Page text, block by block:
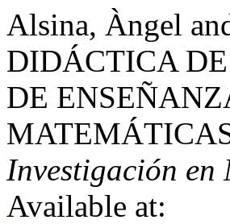
Alsina, Àngel
DIDÁCTICA
DE
Investigación en
Available at: